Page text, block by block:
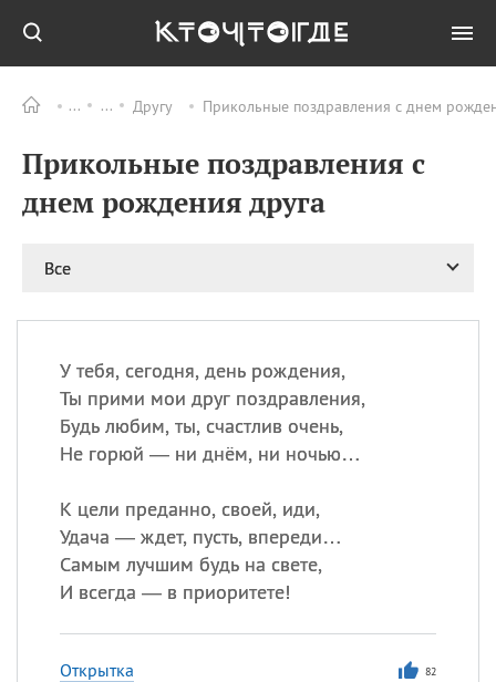
Другу Прикольные поздравления с днем
Прикольные поздравления с
днем рождения друга
Все
У тебя, сегодня, день рождения,
Ты прими мои друг поздравления,
Будь любим, ты, счастлив очень,
Не горюй — ни днём, ни ночью…
К цели преданно, своей, иди,
Удача — ждет, пусть, впереди…
Самым лучшим будь на свете,
И всегда — в приоритете!
Открытка 82
ПРАЗДНИКИ Все
09.08 День памяти
великомученика и
целителя Пантелеимона
Николая Чудотворца
11.08 День полета на
11.08 День Святой Клары —
покровительницы
телевидения
ИМЕНА
Сегодня празднуют именины
Герман